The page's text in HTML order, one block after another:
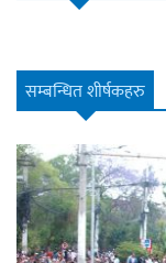
सम्बन्धित शीर्षकहरु